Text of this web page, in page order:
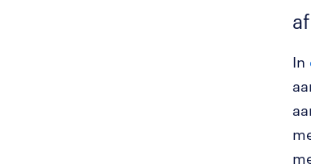
In